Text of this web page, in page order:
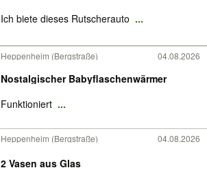
Ich biete dieses Rutscherauto ...
Heppenheim (Bergstraße) 04.08.2026
Nostalgischer Babyflaschenwärmer
Funktioniert ...
Heppenheim (Bergstraße) 04.08.2026
2 Vasen aus Glas